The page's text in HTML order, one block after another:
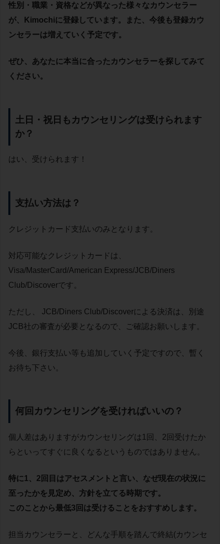
性別・職業・資格などが異なった様々なカウンセラー
が、Kimochiに登録しています。また、今後も登録カウ
ンセラーは増えていく予定です。
ぜひ、あなたに本当に合ったカウンセラーを探してみて
ください。
土日・祝日もカウンセリングは受けられます
か？
はい、受けられます！
支払い方法は？
クレジットカード支払いのみとなります。
対応可能なクレジットカードは、
Visa/MasterCard/American Express/JCB/Diners
Club/Discoverです。
ただし、 JCB/Diners Club/Discoverによる決済は、別途
JCB社の審査が必要となるので、ご確認お願いします。
今後、銀行支払い等も追加していく予定ですので、暫く
お待ち下さい。
何回カウンセリングを受ければいいの？
個人差はありますがカウンセリングは1回、2回受けたか
らといってすぐに良くなるというものではありません。
特に1、2回目はアセスメントと言い、なぜ現在の状況に
至ったかを見定め、方針を立てる時期です。
このことから最低3回は受けることをおすすめします。
担当カウンセラーと、どんな手順を踏んで終結(カウンセ